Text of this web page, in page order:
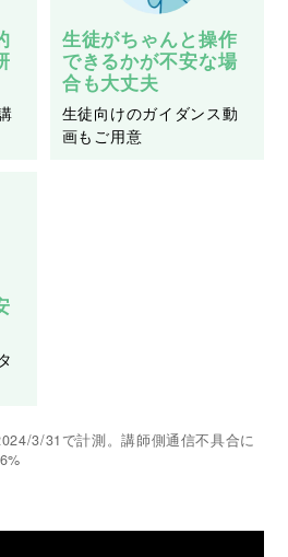
生徒がちゃんと操作
できるかが不安な場
合も大丈夫
生徒向けのガイダンス動
画もご用意
3/31で計測。講師側通信不具合に